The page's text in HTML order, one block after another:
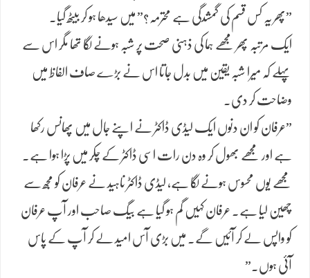
​”پھر یہ کس قسم کی گمشدگی ہے محترمہ؟” میں سیدھا ہو کر بیٹھ گیا۔
​ایک مرتبہ پھر مجھے ہما کی ذہنی صحت پر شبہ ہونے لگا تھا مگر اس سے
پہلے کہ میرا شبہ یقین میں بدل جاتا اس نے بڑے صاف الفاظ میں
وضاحت کر دی۔
​”عرفان کو ان دنوں ایک لیڈی ڈاکٹر نے اپنے جال میں پھانس رکھا
ہے اور مجھے بھول کر وہ دن رات اسی ڈاکٹر کے چکر میں پڑا ہوا ہے۔
مجھے یوں محسوس ہونے لگا ہے، لیڈی ڈاکٹر ناہید نے عرفان کو مجھ سے
چھین لیا ہے۔ عرفان کہیں گم ہو گیا ہے بیگ صاحب اور آپ عرفان
کو واپس لے کر آئیں گے۔ میں بڑی آس امید لے کر آپ کے پاس
آئی ہوں۔”